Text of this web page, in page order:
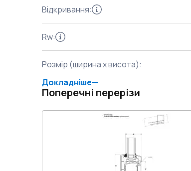
Відкривання:
Rw:
Розмір (ширина x висота):
Докладніше
Поперечні перерізи